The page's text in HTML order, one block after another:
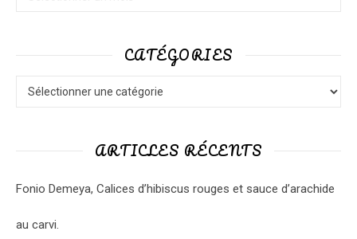
CATÉGORIES
ARTICLES RÉCENTS
Fonio Demeya, Calices d’hibiscus rouges et sauce d’arachide
au carvi.